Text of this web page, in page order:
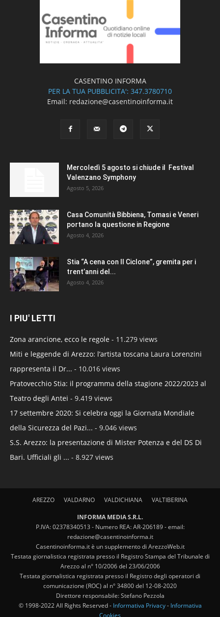
CASENTINO INFORMA
PER LA TUA PUBBLICITA': 347.3780710
Email: redazione@casentinoinforma.it
Mercoledì 5 agosto si chiude il Festival
Valenzano Symphony
Agosto 5, 2026
Casa Comunità Bibbiena, Tomasi e Veneri
portano la questione in Regione
Agosto 4, 2026
Stia “A cena con Il Ciclone”, gremita per i
trent’anni del...
Agosto 4, 2026
I PIU' LETTI
Zona arancione, ecco le regole - 11.279 views
Miti e leggende di Arezzo: l’artista toscana Laura Lorenzini
rappresenta il Dr... - 10.016 views
Pratovecchio Stia: il programma della stagione 2022/2023 al
Teatro degli Antei - 9.419 views
17 settembre 2020: Si celebra oggi la Giornata Mondiale
della Sicurezza del Pazi... - 9.046 views
S.S. Arezzo: la presentazione di Mister Potenza e del DS Di
Bari. Ufficiali gli ... - 8.927 views
AREZZO VALDARNO VALDICHIANA VALTIBERINA
INFORMA MEDIA S.R.L.
P.IVA: 02378340513 - Numero REA: AR-206189 - email:
redazione@casentinoinforma.it
Casentinoinforma.it è un supplemento di ArezzoWeb.it
Testata giornalistica registrata presso il Registro Stampa del Tribunale di
Arezzo al n° 10/2006 del 23/06/2006
Testata giornalistica registrata presso il Registro degli operatori di
comunicazione (ROC) al n° 34800 del 12-08-2020
Direttore responsabile: Stefano Pezzola
© 1998-2022 All Rights Reserved - Informativa Privacy- Informativa
Cookies